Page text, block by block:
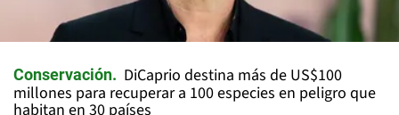
Conservación
DiCaprio destina más de US$100
millones para recuperar a 100 especies en peligro que
habitan en 30 países